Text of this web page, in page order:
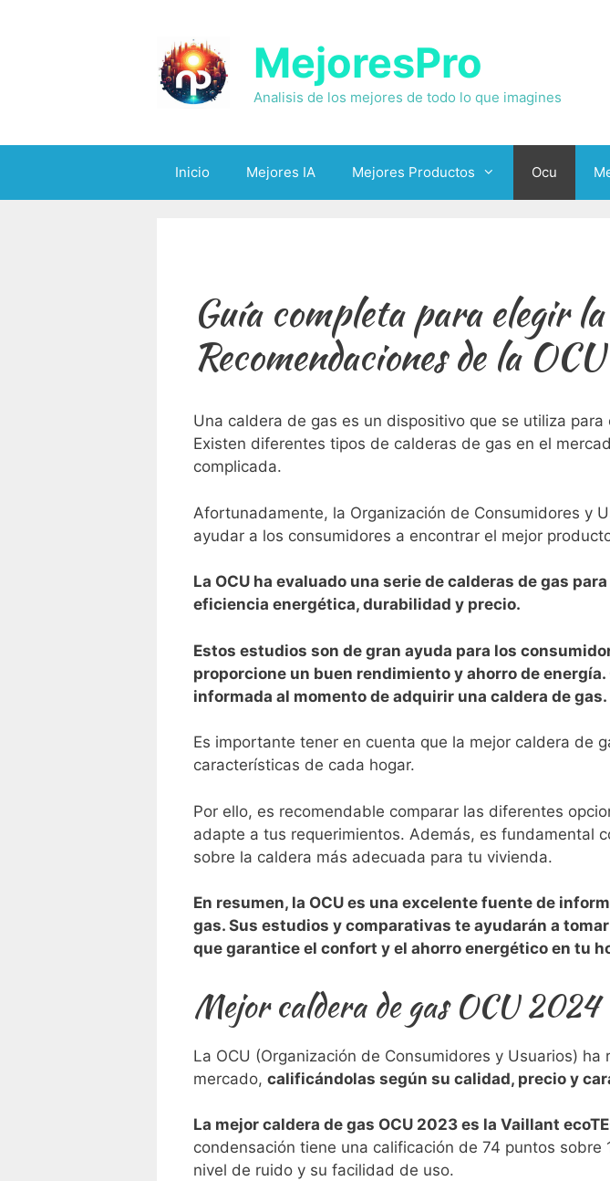
MejoresPro
Analisis de los mejores de todo lo que imagines
Inicio Mejores IA Mejores Productos Ocu
Guía completa para elegir
Recomendaciones de la OCU
Una caldera de gas es un dispositivo que se utiliza
Existen ​diferentes tipos de calderas⁤ de gas en el
‍complicada.
Afortunadamente, la ‌Organización de⁢ Consumidores y
ayudar ⁢a los‍ consumidores a encontrar el mejor
La OCU ha evaluado una serie de calderas de gas
eficiencia energética,⁣ durabilidad y precio.
Estos estudios son de gran ayuda para los
proporcione un‌ buen rendimiento y ahorro de
informada al momento de adquirir una caldera de gas.
Es importante tener en cuenta que la mejor caldera de‍
características de ⁤cada hogar.
Por ello, es recomendable comparar las diferentes
adapte a ‌tus requerimientos. Además, es fundamental
sobre la caldera‍ más adecuada para tu vivienda.
En resumen, la⁣ OCU es una excelente fuente de
gas. Sus⁢ estudios y comparativas te ayudarán a
que garantice el confort y el ahorro energético en tu
Mejor caldera de gas OCU 2024
La OCU (Organización de Consumidores y Usuarios)
mercado, calificándolas según su calidad, precio y
La mejor caldera de gas OCU 2023 es la Vaillant
condensación tiene una calificación de 74 puntos
nivel de ruido y su facilidad de uso.